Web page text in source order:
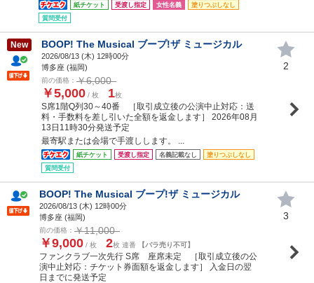
紙チケット 受渡し指定 女性名義
塗りつぶしなし
質問受付
New BOOP! The Musical ブープ!ザ ミュージカル
2026/08/13 (木) 12時00分
博多座 (福岡)
前の価格： ￥6,000
￥5,000 / 枚 1枚
S席1階Q列30～40番 ［取引成立後の公演中止対応：送
料・手数料を差し引いた全額を返金します］ 2026年08月
13日11時30分発送予定
最寄駅または会場で手渡しします。 ...
紙チケット 受渡し指定 名義記載なし
塗りつぶしなし
質問受付
2
BOOP! The Musical ブープ!ザ ミュージカル
2026/08/13 (木) 12時00分
博多座 (福岡)
前の価格： ￥11,000
￥9,000 / 枚 2枚 連番 【バラ売り不可】
ファンクラブ一次先行 S席 座席未定 ［取引成立後の公
演中止対応：チケット券面額を返金します］ 入金日の翌
日までに発送予定
3